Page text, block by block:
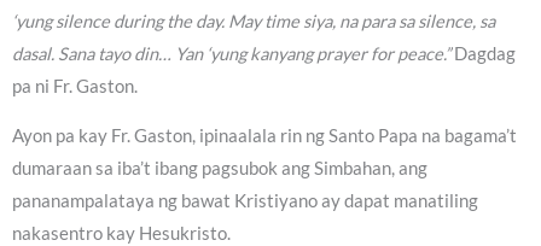
‘yung silence during the day. May time siya, na para sa silence, sa
dasal. Sana tayo din… Yan ‘yung kanyang prayer for peace.”Dagdag
pa ni Fr. Gaston.
Ayon pa kay Fr. Gaston, ipinaalala rin ng Santo Papa na bagama’t
dumaraan sa iba’t ibang pagsubok ang Simbahan, ang
pananampalataya ng bawat Kristiyano ay dapat manatiling
nakasentro kay Hesukristo.